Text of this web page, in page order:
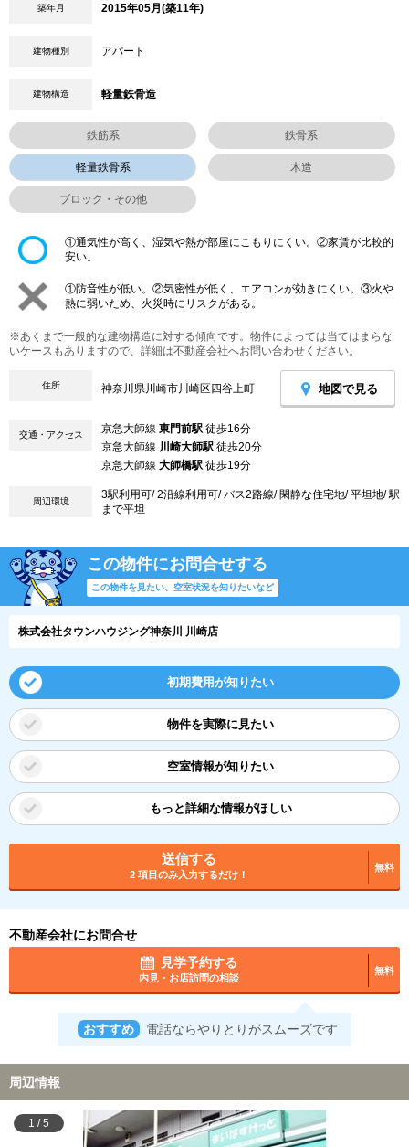
築年月 2015年05月(築11年)
建物種別 アパート
建物構造 軽量鉄骨造
鉄筋系 鉄骨系
軽量鉄骨系 木造
ブロック・その他
①通気性が高く、湿気や熱が部屋にこもりにくい。②家賃が比較的
安い。
①防音性が低い。②気密性が低く、エアコンが効きにくい。③火や
熱に弱いため、火災時にリスクがある。
※あくまで一般的な建物構造に対する傾向です。物件によっては当てはまらな
いケースもありますので、詳細は不動産会社へお問い合わせください。
住所 神奈川県川崎市川崎区四谷上町 地図で見る
交通・アクセス 京急大師線 東門前駅 徒歩16分
京急大師線 川崎大師駅 徒歩20分
京急大師線 大師橋駅 徒歩19分
周辺環境
3駅利用可/ 2沿線利用可/ バス2路線/ 閑静な住宅地/ 平坦地/ 駅
まで平坦
この物件にお問合せする
この物件を見たい、空室状況を知りたいなど
株式会社タウンハウジング神奈川 川崎店
初期費用が知りたい
物件を実際に見たい
空室情報が知りたい
もっと詳細な情報がほしい
送信する
2 項目のみ入力するだけ！
無料
不動産会社にお問合せ
見学予約する
内見・お店訪問の相談
無料
おすすめ 電話ならやりとりがスムーズです
周辺情報
1 /5